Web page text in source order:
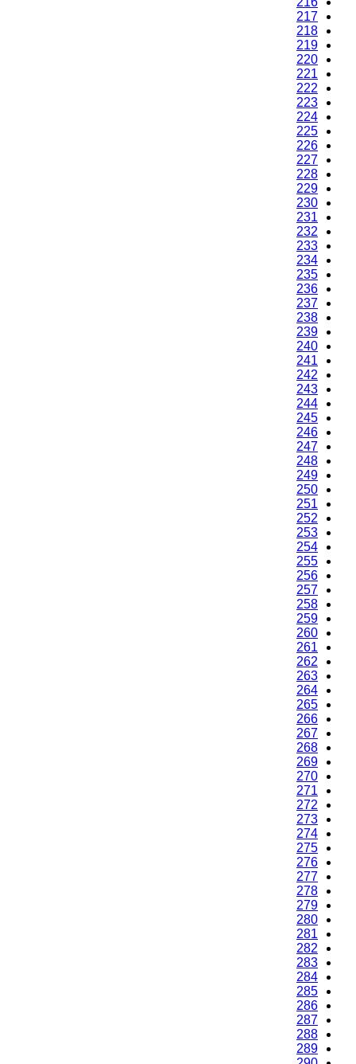
217
218
219
220
221
222
223
224
225
226
227
228
229
230
231
232
233
234
235
236
237
238
239
240
241
242
243
244
245
246
247
248
249
250
251
252
253
254
255
256
257
258
259
260
261
262
263
264
265
266
267
268
269
270
271
272
273
274
275
276
277
278
279
280
281
282
283
284
285
286
287
288
289